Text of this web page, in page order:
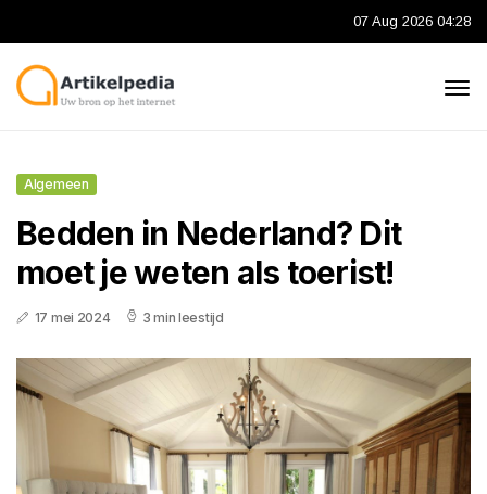
07 Aug 2026 04:28
Algemeen
Bedden in Nederland? Dit
moet je weten als toerist!
17 mei 2024 3 min leestijd